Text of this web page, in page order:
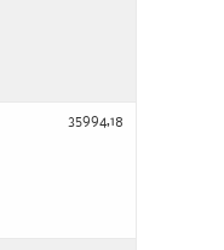
35994,18